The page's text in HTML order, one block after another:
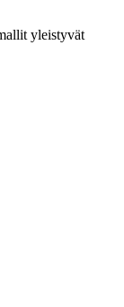
yleistyvät